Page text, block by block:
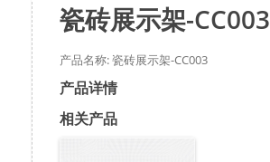
瓷砖展示架-CC003
产品名称: 瓷砖展示架-CC003
产品详情
相关产品